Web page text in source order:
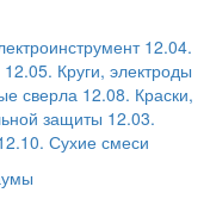
12.04.
12.05. Круги, электроды
сверла 12.08. Краски,
защиты 12.03.
Сухие смеси